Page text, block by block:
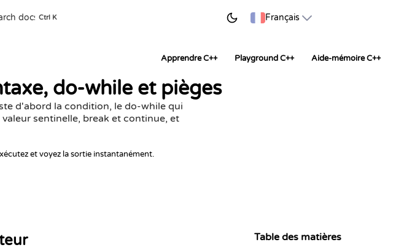
Ctrl K Français
Apprendre C++ Playground C++ Aide-mémoire C++
do-while et pièges
d'abord la condition, le do-while qui
sentinelle, break et continue, et
et voyez la sortie instantanément.
Table des matières